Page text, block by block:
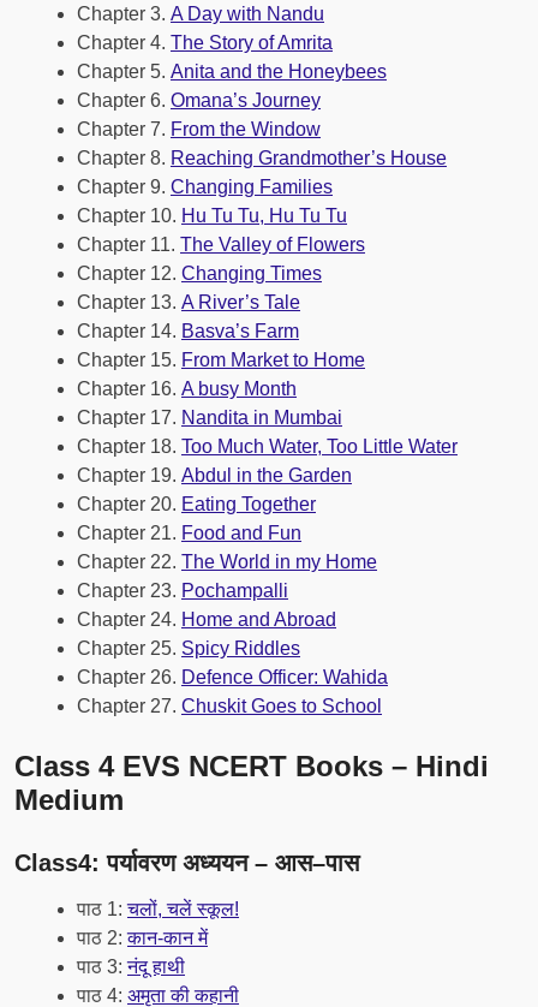
Chapter 3. A Day with Nandu
Chapter 4. The Story of Amrita
Chapter 5. Anita and the Honeybees
Chapter 6. Omana’s Journey
Chapter 7. From the Window
Chapter 8. Reaching Grandmother’s House
Chapter 9. Changing Families
Chapter 10. Hu Tu Tu, Hu Tu Tu
Chapter 11. The Valley of Flowers
Chapter 12. Changing Times
Chapter 13. A River’s Tale
Chapter 14. Basva’s Farm
Chapter 15. From Market to Home
Chapter 16. A busy Month
Chapter 17. Nandita in Mumbai
Chapter 18. Too Much Water, Too Little Water
Chapter 19. Abdul in the Garden
Chapter 20. Eating Together
Chapter 21. Food and Fun
Chapter 22. The World in my Home
Chapter 23. Pochampalli
Chapter 24. Home and Abroad
Chapter 25. Spicy Riddles
Chapter 26. Defence Officer: Wahida
Chapter 27. Chuskit Goes to School
Class 4 EVS NCERT Books – Hindi
Medium
Class4:पर्यावरण अध्ययन – आस–पास
पाठ 1:चलों, चलें स्कूल!
पाठ 2:कान-कान में
पाठ 3:नंदू हाथी
पाठ 4: अमृता की कहानी